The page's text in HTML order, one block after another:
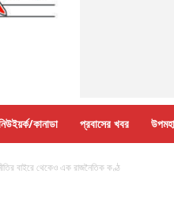
কানাডা প্রবাসের খবর
বাইরে থেকেও এক রাজনৈতিক কণ্ঠ